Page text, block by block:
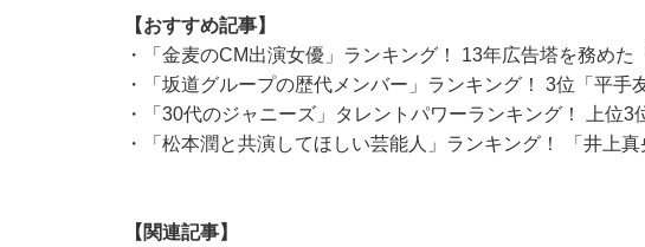
【おすすめ記事】
・
「金麦のCM出演女優」ランキング！ 13年広告塔を務め
・
「坂道グループの歴代メンバー」ランキング！ 3位「平手
・
「30代のジャニーズ」タレントパワーランキング！ 上位3
・
「松本潤と共演してほしい芸能人」ランキング！ 「井上
【関連記事】